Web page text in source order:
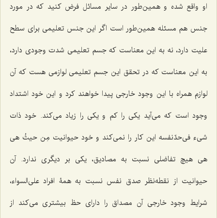
او واقع شده و همین‌طور در سایر مسائل فرض کنید که در مورد
جنس هم مسئله همین‌طور است اگر این جنس تعلیمی برای سطح
علیت دارد، نه به این معناست که جسم تعلیمی شدت وجودی دارد،
به این معناست که در تحقق این جسم تعلیمی لوازمی هست که آن
لوازم همراه با این وجود خارجی پیدا خواهند کرد و این خود اشتداد
وجود است که می‌آید یکی را کم و یکی را زیاد می‌کند. خود ذات
شیء فی‌حدّنفسه این کار را نمی‌کند و خود حیوانیت مِن حیثُ هی
هی هیچ تفاضلی نسبت به مصادیق، یکی بر دیگری ندارد. آن
حیوانیت از نقطه‌نظر صدق نفس نسبت به همۀ افراد علی‌السواء،
شرایط وجود خارجی آن مصداق را دارای حظ بیشتری می‌کند از